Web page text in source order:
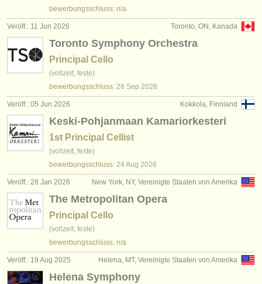
bewerbungsschluss: n/a
Toronto, ON, Kanada
Veröff.: 11 Jun 2026
Toronto Symphony Orchestra
Principal Cello
(vollzeit, feste)
bewerbungsschluss: 28 Sep 2026
Kokkola, Finnland
Veröff.: 05 Jun 2026
Keski-Pohjanmaan Kamariorkesteri
1st Principal Cellist
(vollzeit, feste)
bewerbungsschluss: 24 Aug 2026
New York, NY, Vereinigte Staaten von Amerika
Veröff.: 28 Jan 2026
The Metropolitan Opera
Principal Cello
(vollzeit, feste)
bewerbungsschluss: n/a
Helena, MT, Vereinigte Staaten von Amerika
Veröff.: 19 Aug 2025
Helena Symphony